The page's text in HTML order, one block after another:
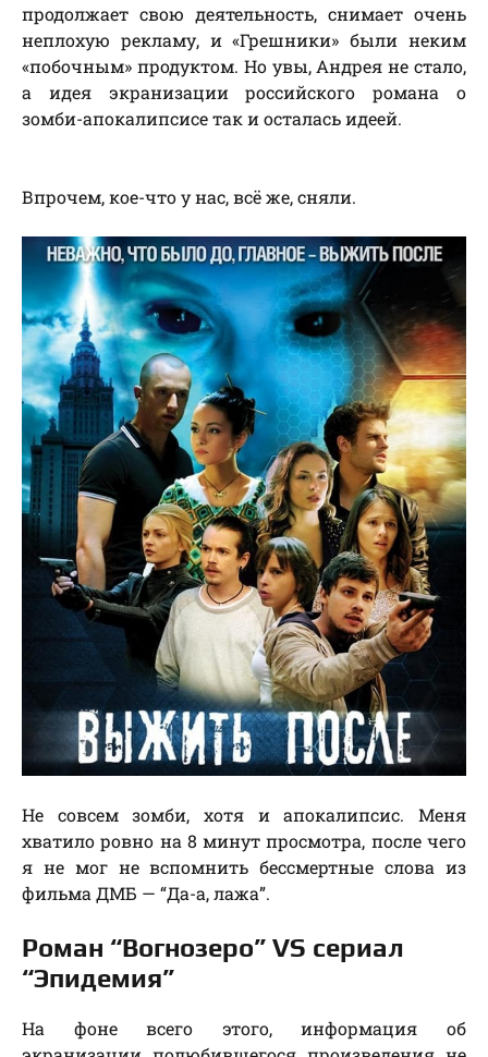
продолжает свою деятельность, снимает очень
неплохую рекламу, и «Грешники» были неким
«побочным» продуктом. Но увы, Андрея не стало,
а идея экранизации российского романа о
зомби-апокалипсисе так и осталась идеей.
Впрочем, кое-что у нас, всё же, сняли.
Не совсем зомби, хотя и апокалипсис. Меня
хватило ровно на 8 минут просмотра, после чего
я не мог не вспомнить бессмертные слова из
фильма ДМБ — “Да-а, лажа”.
Роман “Вогнозеро” VS сериал
“Эпидемия”
На фоне всего этого, информация об